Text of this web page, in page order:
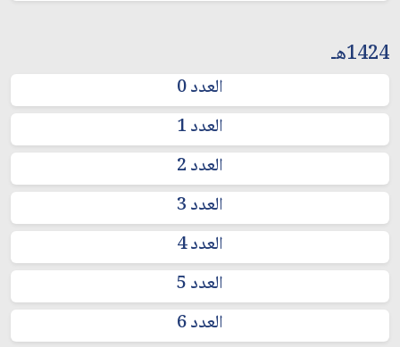
1424هـ
العدد 0
العدد 1
العدد 2
العدد 3
العدد 4
العدد 5
العدد 6